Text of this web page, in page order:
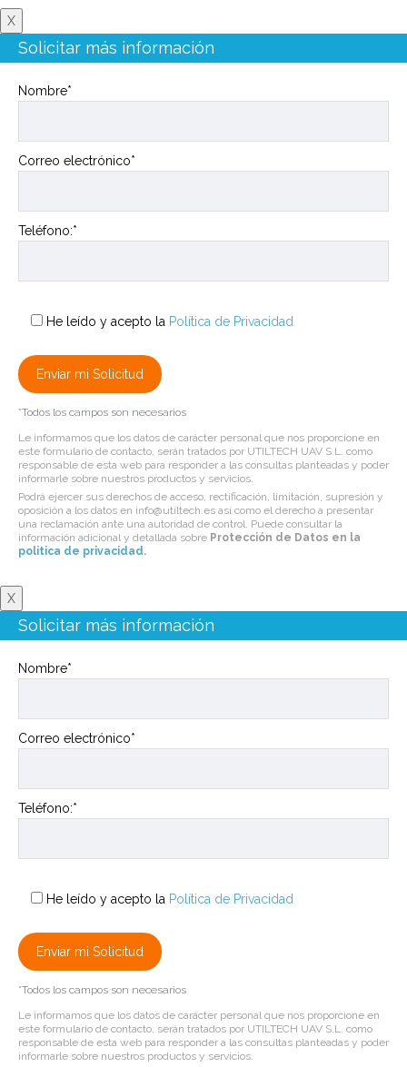
X
Solicitar más información
Nombre*
Correo electrónico*
Teléfono:*
He leído y acepto la Política de Privacidad
*Todos los campos son necesarios
Le informamos que los datos de carácter personal que nos proporcione en
este formulario de contacto, serán tratados por UTILTECH UAV S.L. como
responsable de esta web para responder a las consultas planteadas y poder
informarle sobre nuestros productos y servicios.
Podrá ejercer sus derechos de acceso, rectificación, limitación, supresión y
oposición a los datos en info@utiltech.es así como el derecho a presentar
una reclamación ante una autoridad de control. Puede consultar la
información adicional y detallada sobre Protección de Datos en la
politica de privacidad.
X
Solicitar más información
Nombre*
Correo electrónico*
Teléfono:*
He leído y acepto la Política de Privacidad
*Todos los campos son necesarios
Le informamos que los datos de carácter personal que nos proporcione en
este formulario de contacto, serán tratados por UTILTECH UAV S.L. como
responsable de esta web para responder a las consultas planteadas y poder
informarle sobre nuestros productos y servicios.